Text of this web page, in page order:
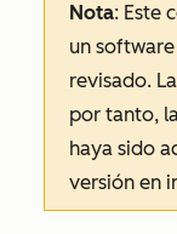
Nota: Este
un
revisado.
por tanto,
haya sido
versión en